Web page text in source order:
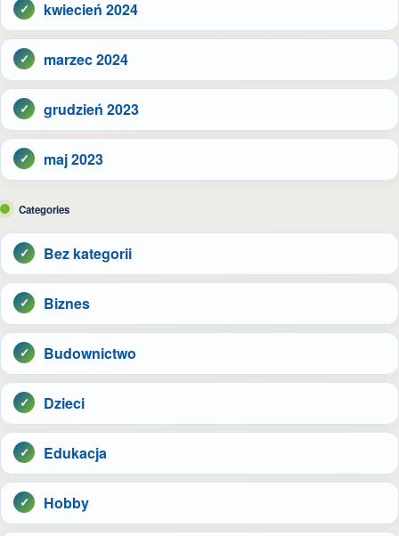
kwiecień 2024
marzec 2024
grudzień 2023
maj 2023
Categories
Bez kategorii
Biznes
Budownictwo
Dzieci
Edukacja
Hobby